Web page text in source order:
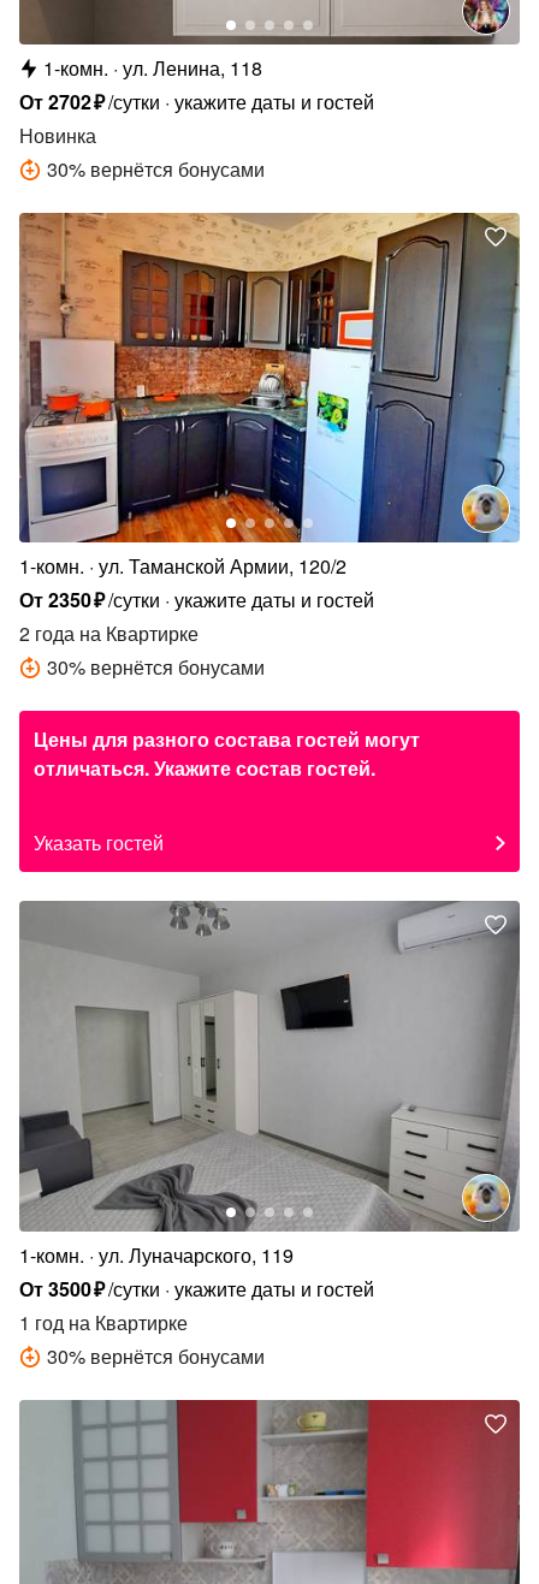
1-комн. ул. Ленина, 118
От2702₽/сутки укажите даты и гостей
Новинка
30% вернётся бонусами
1-комн. ул. Таманской Армии, 120/2
От2350₽/сутки укажите даты и гостей
2 года на Квартирке
30% вернётся бонусами
Цены для разного состава гостей могут
отличаться. Укажите состав гостей.
Указать гостей
1-комн. ул. Луначарского, 119
От3500₽/сутки укажите даты и гостей
1 год на Квартирке
30% вернётся бонусами